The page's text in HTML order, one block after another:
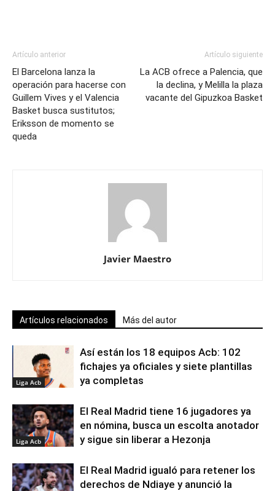
Artículo anterior
El Barcelona lanza la
operación para hacerse con
Guillem Vives y el Valencia
Basket busca sustitutos;
Eriksson de momento se
queda
Artículo siguiente
La ACB ofrece a Palencia, que
la declina, y Melilla la plaza
vacante del Gipuzkoa Basket
Javier Maestro
Artículos relacionados Más del autor
Liga Acb
Así están los 18 equipos Acb: 102
fichajes ya oficiales y siete plantillas
ya completas
Liga Acb
El Real Madrid tiene 16 jugadores ya
en nómina, busca un escolta anotador
y sigue sin liberar a Hezonja
El Real Madrid igualó para retener los
derechos de Ndiaye y anunció la